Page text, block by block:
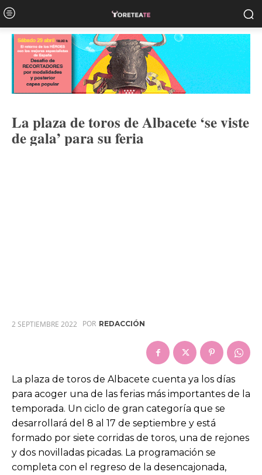
La plaza de toros de Albacete ‘se viste
de gala’ para su feria
2 SEPTIEMBRE 2022 POR REDACCIÓN
La plaza de toros de Albacete cuenta ya los días
para acoger una de las ferias más importantes de la
temporada. Un ciclo de gran categoría que se
desarrollará del 8 al 17 de septiembre y está
formado por siete corridas de toros, una de rejones
y dos novilladas picadas. La programación se
completa con el regreso de la desencajonada,